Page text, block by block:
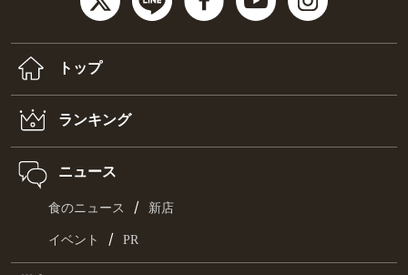
トップ
ランキング
ニュース
食のニュース / 新店
イベント / PR